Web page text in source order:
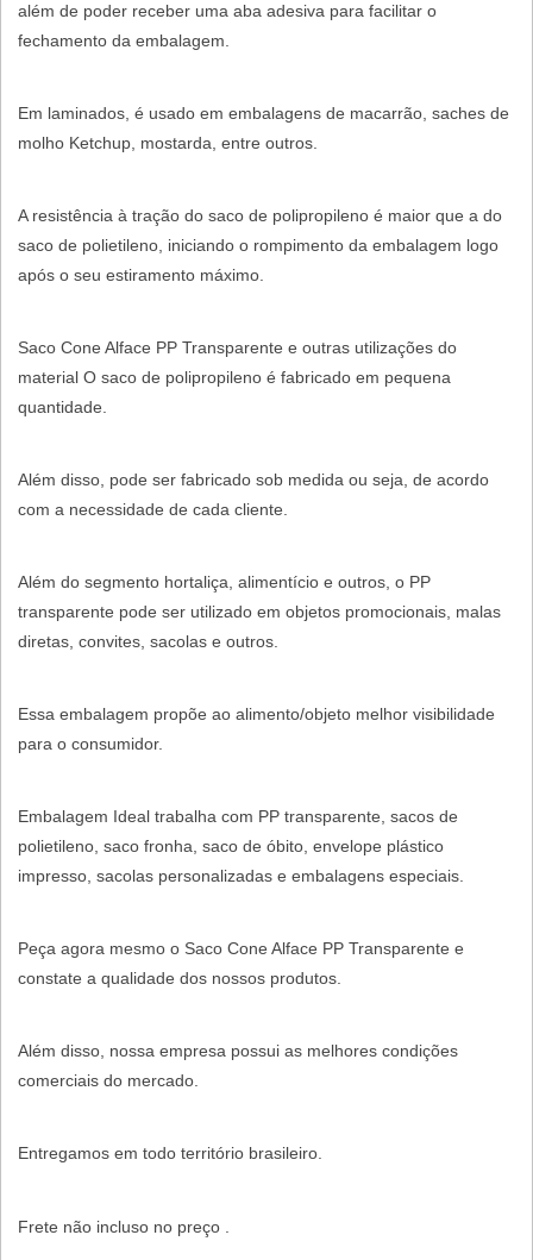
além de poder receber uma aba adesiva para facilitar o
fechamento da embalagem.
Em laminados, é usado em embalagens de macarrão, saches de
molho Ketchup, mostarda, entre outros.
A resistência à tração do saco de polipropileno é maior que a do
saco de polietileno, iniciando o rompimento da embalagem logo
após o seu estiramento máximo.
Saco Cone Alface PP Transparente e outras utilizações do
material O saco de polipropileno é fabricado em pequena
quantidade.
Além disso, pode ser fabricado sob medida ou seja, de acordo
com a necessidade de cada cliente.
Além do segmento hortaliça, alimentício e outros, o PP
transparente pode ser utilizado em objetos promocionais, malas
diretas, convites, sacolas e outros.
Essa embalagem propõe ao alimento/objeto melhor visibilidade
para o consumidor.
Embalagem Ideal trabalha com PP transparente, sacos de
polietileno, saco fronha, saco de óbito, envelope plástico
impresso, sacolas personalizadas e embalagens especiais.
Peça agora mesmo o Saco Cone Alface PP Transparente e
constate a qualidade dos nossos produtos.
Além disso, nossa empresa possui as melhores condições
comerciais do mercado.
Entregamos em todo território brasileiro.
Frete não incluso no preço .